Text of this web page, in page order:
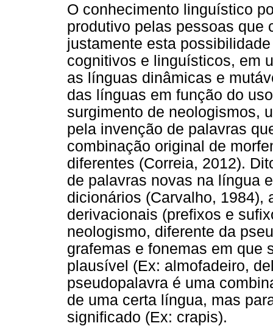
O conhecimento linguístico
produtivo pelas pessoas que
justamente esta
cognitivos e linguísticos, em
as línguas dinâmicas e
das línguas em função do
surgimento de neologismos,
pela invenção de palavras
combinação original de
diferentes (Correia, 2012).
de palavras novas na língua
dicionários (Carvalho, 1984),
derivacionais (prefixos e
neologismo, diferente da
grafemas e fonemas em que
plausível (Ex: almofadeiro,
pseudopalavra é uma
de uma certa língua, mas
significado (Ex: crapis).